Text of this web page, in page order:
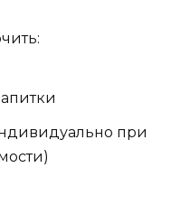
при